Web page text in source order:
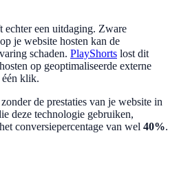
een uitdaging. Zware
je website hosten kan de
schaden. PlayShorts lost dit
op geoptimaliseerde externe
één klik.
de prestaties van je website in
deze technologie gebruiken,
conversiepercentage van wel 40%.